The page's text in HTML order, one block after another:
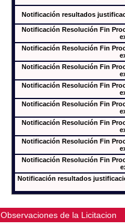
Notificación resultados
Notificación Resolución Fin
Notificación Resolución Fin
Notificación Resolución Fin
Notificación Resolución Fin
Notificación Resolución Fin
Notificación Resolución Fin
Notificación Resolución Fin
Notificación Resolución Fin
Notificación resultados
Observaciones de la Licitacion